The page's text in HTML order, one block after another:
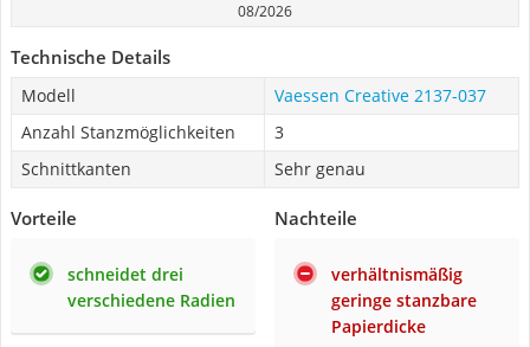
08/2026
Technische Details
Modell
Vaessen Creative 2137-037
Anzahl Stanzmöglichkeiten
3
Schnittkanten
Sehr genau
Vorteile
schneidet drei
verschiedene Radien
Nachteile
verhältnismäßig
geringe stanzbare
Papierdicke